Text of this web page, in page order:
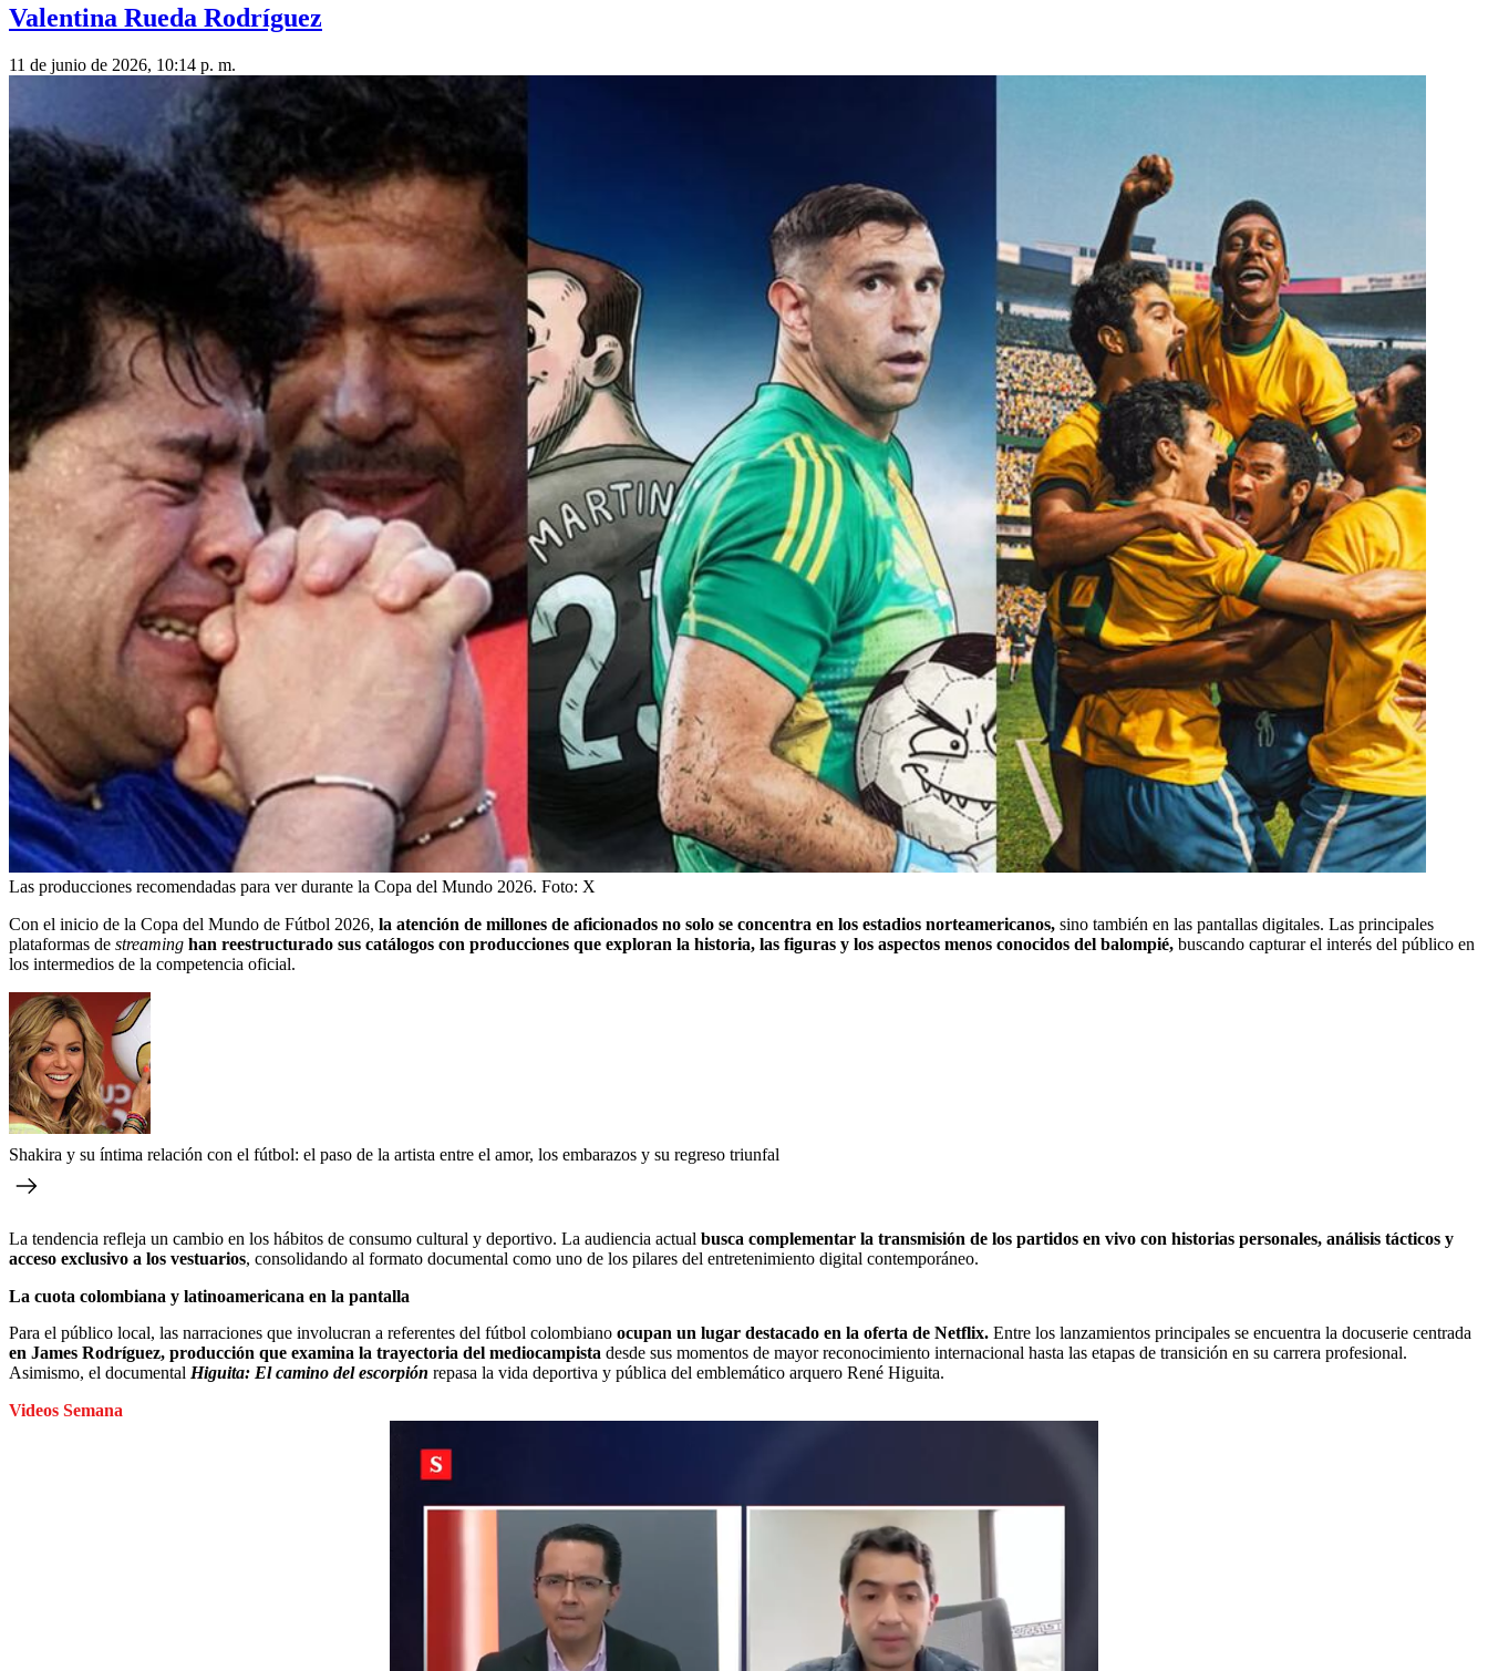
Valentina Rueda Rodríguez
11 de junio de 2026, 10:14 p. m.
Las producciones recomendadas para ver durante la Copa del Mundo 2026. Foto: X
Con el inicio de la Copa del Mundo de Fútbol 2026, la atención de millones de aficionados no solo se concentra en los estadios norteamericanos, sino también en las pantallas digitales. Las principales
plataformas de streaming han reestructurado sus catálogos con producciones que exploran la historia, las figuras y los aspectos menos conocidos del balompié, buscando capturar el interés del público en
los intermedios de la competencia oficial.
Shakira y su íntima relación con el fútbol: el paso de la artista entre el amor, los embarazos y su regreso triunfal
La tendencia refleja un cambio en los hábitos de consumo cultural y deportivo. La audiencia actual busca complementar la transmisión de los partidos en vivo con historias personales, análisis tácticos y
acceso exclusivo a los vestuarios, consolidando al formato documental como uno de los pilares del entretenimiento digital contemporáneo.
La cuota colombiana y latinoamericana en la pantalla
Para el público local, las narraciones que involucran a referentes del fútbol colombiano ocupan un lugar destacado en la oferta de Netflix. Entre los lanzamientos principales se encuentra la docuserie centrada
en James Rodríguez, producción que examina la trayectoria del mediocampista desde sus momentos de mayor reconocimiento internacional hasta las etapas de transición en su carrera profesional.
Asimismo, el documental Higuita: El camino del escorpión repasa la vida deportiva y pública del emblemático arquero René Higuita.
Videos Semana